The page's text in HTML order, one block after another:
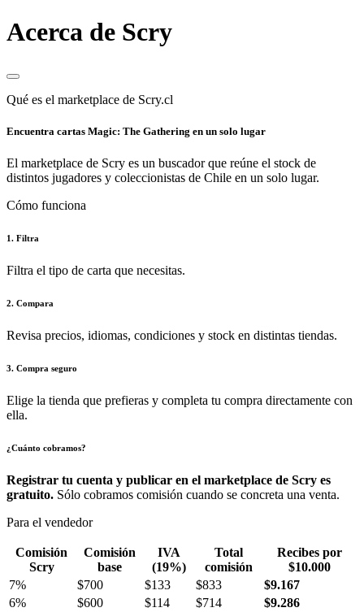
Acerca de Scry
Qué es el marketplace de Scry.cl
Encuentra cartas Magic: The Gathering en un solo lugar
El marketplace de Scry es un buscador que reúne el stock de
distintos jugadores y coleccionistas de Chile en un solo lugar.
Cómo funciona
1. Filtra
Filtra el tipo de carta que necesitas.
2. Compara
Revisa precios, idiomas, condiciones y stock en distintas tiendas.
3. Compra seguro
Elige la tienda que prefieras y completa tu compra directamente con
ella.
¿Cuánto cobramos?
Registrar tu cuenta y publicar en el marketplace de Scry es
gratuito. Sólo cobramos comisión cuando se concreta una venta.
Para el vendedor
Comisión
Scry
Comisión
base
IVA
(19%)
Total
comisión
Recibes por
$10.000
7%
$700 $133 $833
$9.167
6%
$600 $114 $714
$9.286